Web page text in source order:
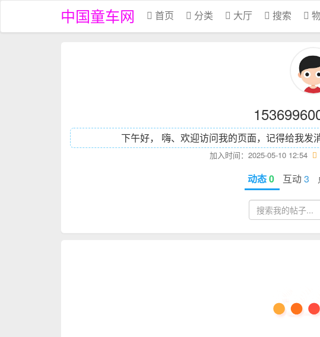
中国童车网 首页 分类 大厅 搜索
下午好， 嗨、欢迎访问我的页面，记得给我发
加入时间：2025-05-10 12:54
动态0 互动3